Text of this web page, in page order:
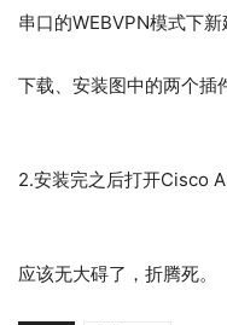
串口的WEBVPN模式下新
下载、安装图中的两个插
2.安装完之后打开Cisco
应该无大碍了，折腾死。